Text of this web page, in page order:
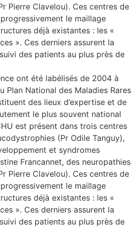
Pierre Clavelou). Ces centres de
le maillage
déjà existantes : les «
». Ces derniers assurent la
des patients au plus près de
ont été labélisés de 2004 à
Plan National des Maladies Rares
des lieux d’expertise et de
le plus souvent national
est présent dans trois centres
(Pr Odile Tanguy),
et syndromes
Francannet, des neuropathies
Pierre Clavelou). Ces centres de
le maillage
déjà existantes : les «
». Ces derniers assurent la
des patients au plus près de